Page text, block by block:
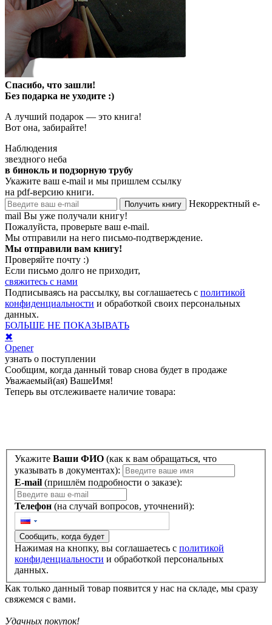
Спасибо, что зашли!
Без подарка не уходите :)
А лучший подарок — это книга!
Вот она, забирайте!
Наблюдения
звездного неба
в бинокль и подзорную трубу
Укажите ваш e-mail и мы пришлем ссылку
на pdf-версию книги.
Получить книгу
Некорректный e-
mail Вы уже получали книгу!
Пожалуйста, проверьте ваш e-mail.
Мы отправили на него письмо-подтверждение.
Мы отправили вам книгу!
Проверяйте почту :)
Если письмо долго не приходит,
свяжитесь с нами
Подписываясь на рассылку, вы соглашаетесь с политикой
конфиденциальности и обработкой своих персональных
данных.
БОЛЬШЕ НЕ ПОКАЗЫВАТЬ
✖
Opener
узнать о поступлении
Сообщим, когда данный товар снова будет в продаже
Уважаемый(ая) ВашеИмя!
Теперь вы отслеживаете наличие товара:
Укажите Ваши ФИО
указывать в документах):
E-mail (пришлём подробности о заказе):
Телефон (на случай вопросов, уточнений):
Сообщить, когда будет
Нажимая на кнопку, вы соглашаетесь с политикой
конфиденциальности
данных.
Как только данный товар появится у нас на складе, мы сразу
свяжемся с вами.
Удачных покупок!